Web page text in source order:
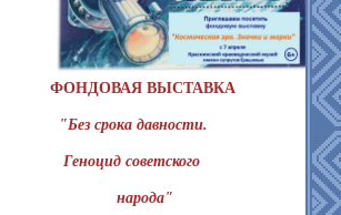
ФОНДОВАЯ ВЫСТАВКА
"Без срока давности.
Геноцид советского
народа"